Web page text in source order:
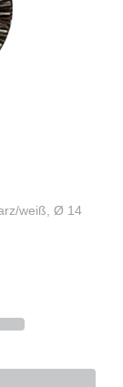
weiß, Ø 14